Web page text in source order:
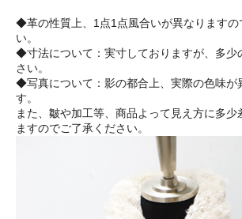
◆革の性質上、1点1点風合いが異なりますの
い。
◆寸法について：実寸しておりますが、多少
さい。
◆写真について：影の都合上、実際の色味が
す。
また、皺や加工等、商品よって見え方に多少
ますのでご了承ください。